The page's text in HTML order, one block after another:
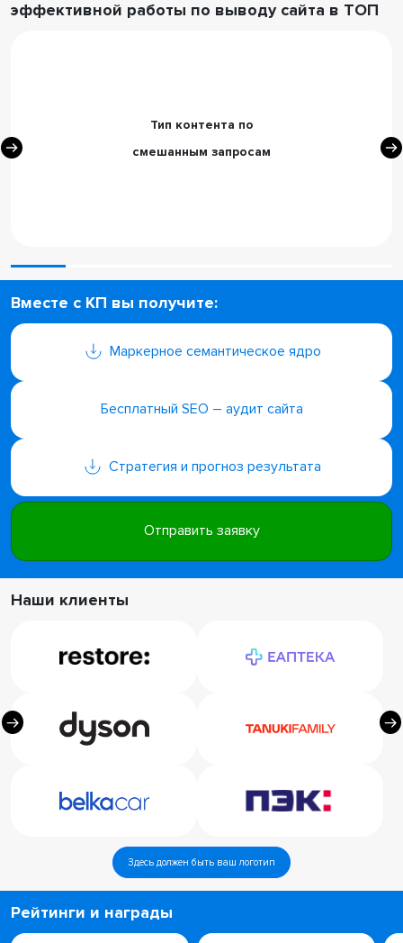
эффективной работы по выводу сайта в ТОП
Тип контента по
смешанным запросам
Вместе с КП вы получите:
Маркерное семантическое ядро
Бесплатный SEO – аудит сайта
Стратегия и прогноз результата
Отправить заявку
Наши клиенты
Здесь должен быть ваш логотип
Рейтинги и награды